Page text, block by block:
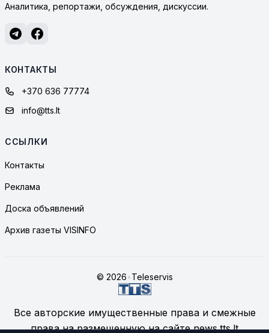
Аналитика, репортажи, обсуждения, дискуссии.
КОНТАКТЫ
+370 636 77774
info@tts.lt
ССЫЛКИ
Контакты
Реклама
Доска объявлений
Архив газеты VISINFO
© 2026•Teleservis
Все авторские имущественные права и смежные
права на размещенную на сайте news.tts.lt